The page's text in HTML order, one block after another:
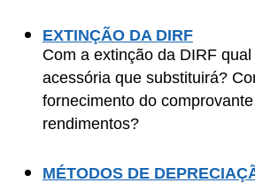
EXTINÇÃO DA DIRF
Com a extinção da DIRF
acessória que substituirá?
fornecimento do
rendimentos?
MÉTODOS DE